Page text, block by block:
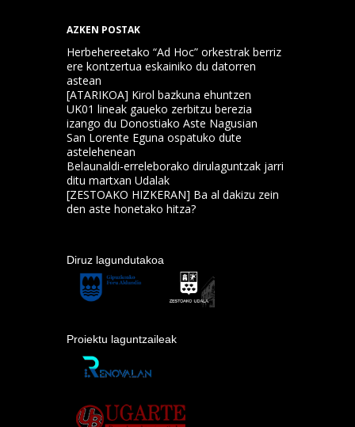
AZKEN POSTAK
Herbehereetako “Ad Hoc” orkestrak berriz
ere kontzertua eskainiko du datorren
astean
[ATARIKOA] Kirol bazkuna ehuntzen
UK01 lineak gaueko zerbitzu berezia
izango du Donostiako Aste Nagusian
San Lorente Eguna ospatuko dute
astelehenean
Belaunaldi-erreleborako dirulaguntzak jarri
ditu martxan Udalak
[ZESTOAKO HIZKERAN] Ba al dakizu zein
den aste honetako hitza?
Diruz lagundutakoa
Proiektu laguntzaileak